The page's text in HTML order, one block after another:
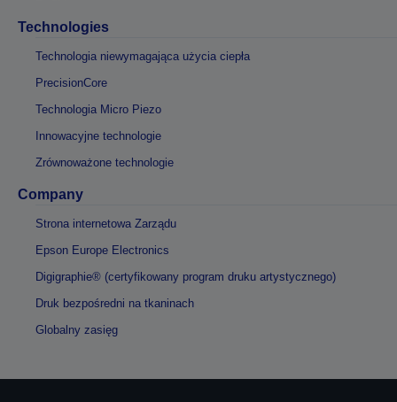
Technologies
Technologia niewymagająca użycia ciepła
PrecisionCore
Technologia Micro Piezo
Innowacyjne technologie
Zrównoważone technologie
Company
Strona internetowa Zarządu
Epson Europe Electronics
Digigraphie® (certyfikowany program druku artystycznego)
Druk bezpośredni na tkaninach
Globalny zasięg